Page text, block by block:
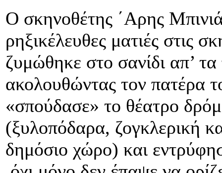
Ο σκηνοθέτης ΄Αρης
ρηξικέλευθες ματιές στις
ζυμώθηκε στο σανίδι απ’ τα
ακολουθώντας τον πατέρα
«σπούδασε» το θέατρο
(ξυλοπόδαρα, ζογκλερική
δημόσιο χώρο) και